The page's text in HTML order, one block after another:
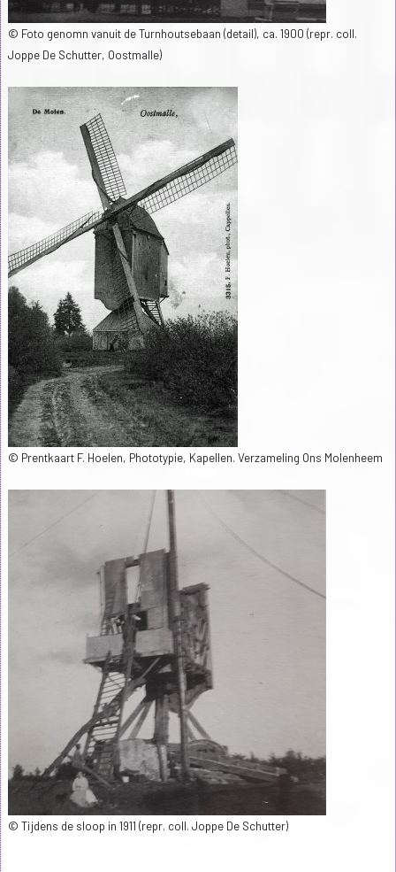
© Foto genomn vanuit de Turnhoutsebaan (detail), ca. 1900 (repr. coll.
Joppe De Schutter, Oostmalle)
© Prentkaart F. Hoelen, Phototypie, Kapellen. Verzameling Ons Molenheem
© Tijdens de sloop in 1911 (repr. coll. Joppe De Schutter)